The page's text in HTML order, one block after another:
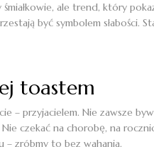
ale trend, który
być symbolem słabości.
toastem
– przyjacielem. Nie zawsze
czekać na chorobę, na
– zróbmy to bez wahania.